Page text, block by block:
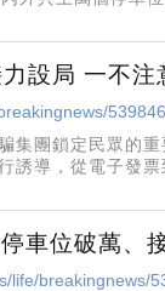
設局 一不注
集團鎖定民眾的
導，從電子發票
車位破萬、
life/breakingnews/